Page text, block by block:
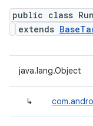
public class
extends
java.lang.Object
↳